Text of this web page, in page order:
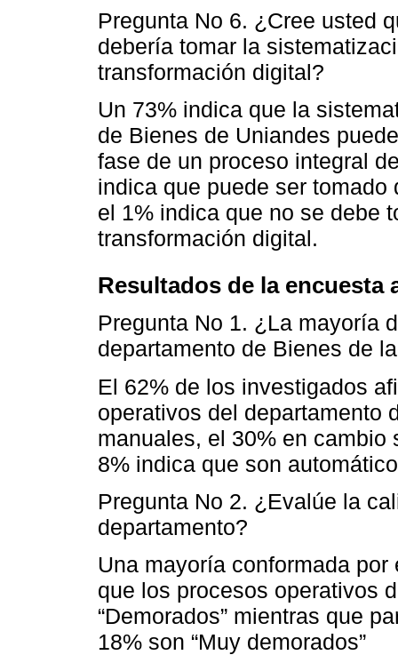
Pregunta No 6. ¿Cree usted
debería tomar la
transformación digital?
Un 73% indica que la
de Bienes de Uniandes
fase de un proceso integral
indica que puede ser
el 1% indica que no se debe
transformación digital.
Resultados de la encuesta
Pregunta No 1. ¿La mayoría
departamento de Bienes de
El 62% de los investigados
operativos del departamento
manuales, el 30% en
8% indica que son
Pregunta No 2. ¿Evalúe la
departamento?
Una mayoría conformada
que los procesos operativos
“Demorados” mientras que
18% son “Muy demorados”